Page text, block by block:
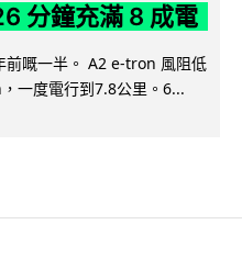
分鐘充滿 8 成電
嘅一半。 A2 e-tron 風阻低
一度電行到7.8公里。6...